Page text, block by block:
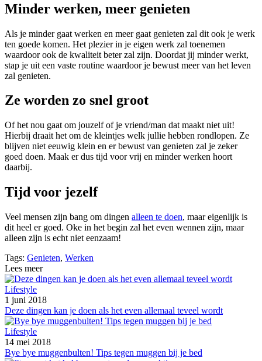
Minder werken, meer genieten
Als je minder gaat werken en meer gaat genieten zal dit ook je werk
ten goede komen. Het plezier in je eigen werk zal toenemen
waardoor ook de kwaliteit beter zal zijn. Doordat jij minder werkt,
stap je uit een vaste routine waardoor je bewust meer van het leven
zal genieten.
Ze worden zo snel groot
Of het nou gaat om jouzelf of je vriend/man dat maakt niet uit!
Hierbij draait het om de kleintjes welk jullie hebben rondlopen. Ze
blijven niet eeuwig klein en er bewust van genieten zal je zeker
goed doen. Maak er dus tijd voor vrij en minder werken hoort
daarbij.
Tijd voor jezelf
Veel mensen zijn bang om dingen alleen te doen, maar eigenlijk is
dit heel er goed. Oke in het begin zal het even wennen zijn, maar
alleen zijn is echt niet eenzaam!
Tags: Genieten, Werken
Lees meer
Lifestyle
1 juni 2018
Deze dingen kan je doen als het even allemaal teveel wordt
Lifestyle
14 mei 2018
Bye bye muggenbulten! Tips tegen muggen bij je bed